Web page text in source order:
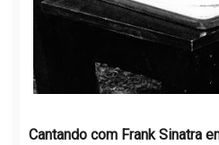
Cantando com Frank Sinatra